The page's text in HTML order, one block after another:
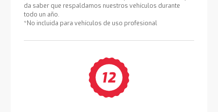
da saber que respaldamos nuestros vehículos durante
todo un año.
*No incluida para vehículos de uso profesional